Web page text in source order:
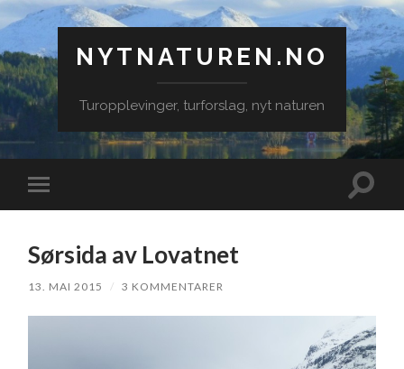
NYTNATUREN.NO
Turopplevinger, turforslag, nyt naturen
Veksle
mobilmeny
Veksle
Sørsida av Lovatnet
13. MAI 2015 / 3 KOMMENTARER